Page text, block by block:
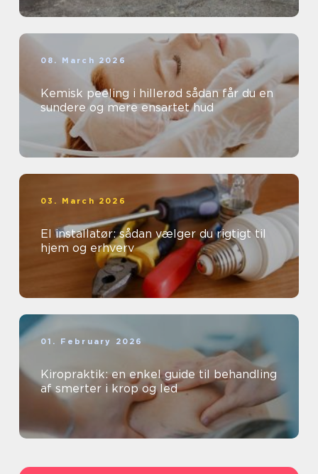
08. March 2026
Kemisk peeling i hillerød sådan får du en
sundere og mere ensartet hud
03. March 2026
El installatør: sådan vælger du rigtigt til
hjem og erhverv
01. February 2026
Kiropraktik: en enkel guide til behandling
af smerter i krop og led